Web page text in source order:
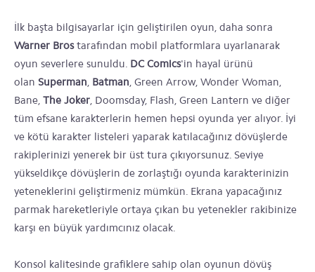
İlk başta bilgisayarlar için geliştirilen oyun, daha sonra
Warner Brostarafından mobil platformlara uyarlanarak
oyun severlere sunuldu. DC Comics'in hayal ürünü
olan Superman, Batman, Green Arrow, Wonder Woman,
Bane, The Joker, Doomsday, Flash, Green Lantern ve diğer
tüm efsane karakterlerin hemen hepsi oyunda yer alıyor. İyi
ve kötü karakter listeleri yaparak katılacağınız dövüşlerde
rakiplerinizi yenerek bir üst tura çıkıyorsunuz. Seviye
yükseldikçe dövüşlerin de zorlaştığı oyunda karakterinizin
yeteneklerini geliştirmeniz mümkün. Ekrana yapacağınız
parmak hareketleriyle ortaya çıkan bu yetenekler rakibinize
karşı en büyük yardımcınız olacak.
Konsol kalitesinde grafiklere sahip olan oyunun dövüş